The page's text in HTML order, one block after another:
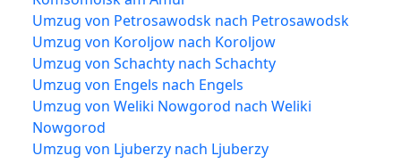
Umzug von Petrosawodsk nach Petrosawodsk
Umzug von Koroljow nach Koroljow
Umzug von Schachty nach Schachty
Umzug von Engels nach Engels
Umzug von Weliki Nowgorod nach Weliki
Nowgorod
Umzug von Ljuberzy nach Ljuberzy